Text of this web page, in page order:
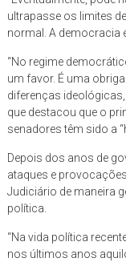
ultrapasse os limites
normal. A democracia
“No regime
um favor. É uma
diferenças
que destacou que o
senadores têm sido a
Depois dos anos de
ataques e
Judiciário de maneira
política.
“Na vida política
nos últimos anos